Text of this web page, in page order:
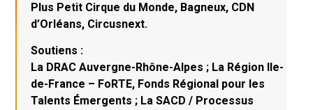
Plus Petit Cirque du Monde, Bagneux, CDN
d’Orléans, Circusnext.
Soutiens :
La DRAC Auvergne-Rhône-Alpes ; La Région Ile-
de-France – FoRTE, Fonds Régional pour les
Talents Émergents ; La SACD / Processus